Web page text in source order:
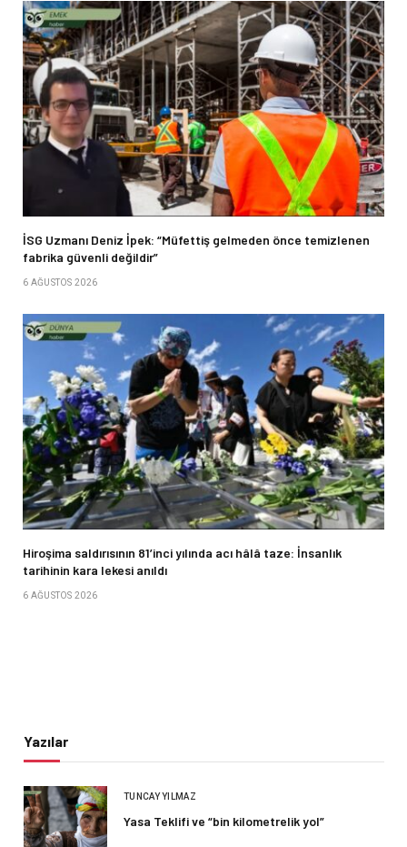
İSG Uzmanı Deniz İpek: “Müfettiş gelmeden önce temizlenen
fabrika güvenli değildir”
6 AĞUSTOS 2026
Hiroşima saldırısının 81’inci yılında acı hâlâ taze: İnsanlık
tarihinin kara lekesi anıldı
6 AĞUSTOS 2026
Yazılar
TUNCAY YILMAZ
Yasa Teklifi ve “bin kilometrelik yol”